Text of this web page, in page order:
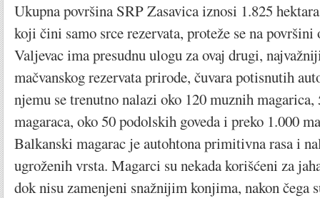
Ukupna površina SRP Zasavica iznosi 1.825
koji čini samo srce rezervata, proteže se na površini
Valjevac ima presudnu ulogu za ovaj drugi,
mačvanskog rezervata prirode, čuvara potisnutih
njemu se trenutno nalazi oko 120 muznih
magaraca, oko 50 podolskih goveda i preko 1.000
Balkanski magarac je autohtona primitivna rasa i
ugroženih vrsta. Magarci su nekada korišćeni za
dok nisu zamenjeni snažnijim konjima, nakon čega